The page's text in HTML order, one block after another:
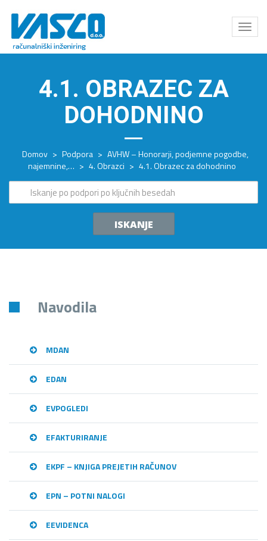
Odpri
meni
4.1. OBRAZEC ZA
DOHODNINO
Domov > Podpora > AVHW – Honorarji, podjemne pogodbe,
najemnine,… > 4. Obrazci > 4.1. Obrazec za dohodnino
ISKANJE
Navodila
MDAN
EDAN
EVPOGLEDI
EFAKTURIRANJE
EKPF – KNJIGA PREJETIH RAČUNOV
EPN – POTNI NALOGI
EEVIDENCA